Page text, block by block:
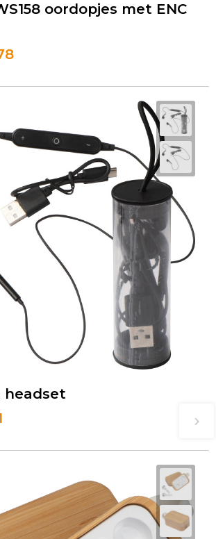
oordopjes met ENC